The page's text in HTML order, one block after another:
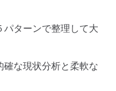
ーンで整理して大
現状分析と柔軟な